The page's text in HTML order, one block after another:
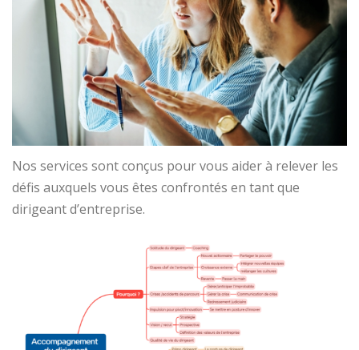
Nos services sont conçus pour vous aider à relever les
défis auxquels vous êtes confrontés en tant que
dirigeant d’entreprise.